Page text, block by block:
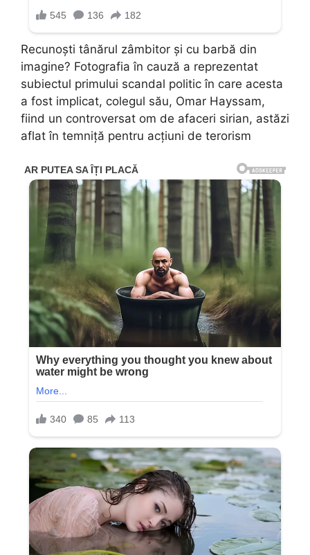
Recunoști tânărul zâmbitor și cu barbă din
imagine? Fotografia în cauză a reprezentat
subiectul primului scandal politic în care acesta
a fost implicat, colegul său, Omar Hayssam,
fiind un controversat om de afaceri sirian, astăzi
aflat în temniță pentru acțiuni de terorism